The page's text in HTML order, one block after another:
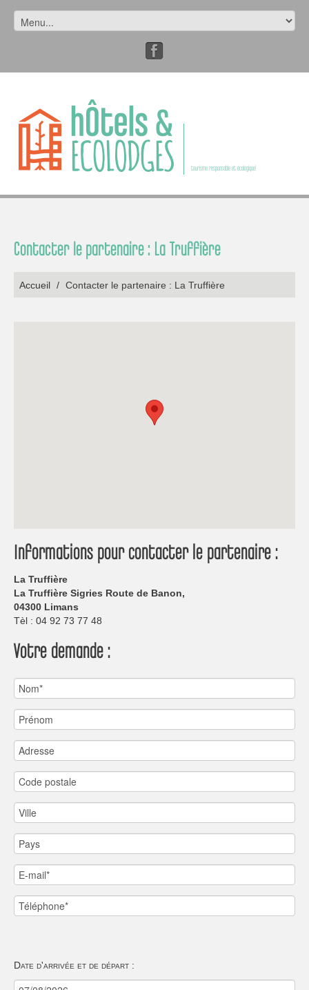
tourisme responsable et écologique!
Contacter le partenaire : La Truffière
Accueil / Contacter le partenaire : La Truffière
Informations pour contacter le partenaire :
La Truffière
La Truffière Sigries Route de Banon,
04300 Limans
Tèl : 04 92 73 77 48
Votre demande :
Date d'arrivée et de départ :